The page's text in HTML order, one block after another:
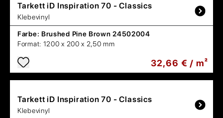
Tarkett iD Inspiration 70 - Classics
Klebevinyl
Farbe: Brushed Pine Brown 24502004
Format: 1200 x 200 x 2,50 mm
32,66 € / m²
Tarkett iD Inspiration 70 - Classics
Klebevinyl